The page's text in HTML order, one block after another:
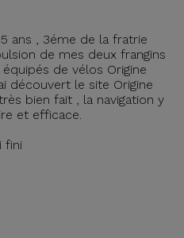
ans , 3éme de la fratrie
de mes deux frangins
de vélos Origine
découvert le site Origine
bien fait , la navigation y
et efficace.
fini